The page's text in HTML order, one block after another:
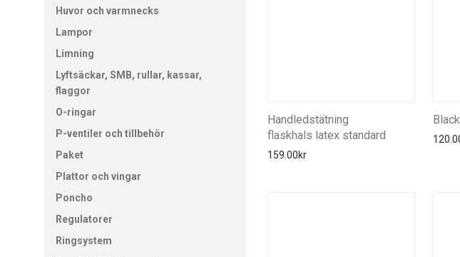
Huvor och varmnecks
Lampor
Limning
Lyftsäckar, SMB, rullar, kassar,
flaggor
O-ringar
P-ventiler och tillbehör
Paket
Plattor och vingar
Poncho
Regulatorer
Ringsystem
Handledstätning
flaskhals latex standard
159.00kr